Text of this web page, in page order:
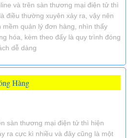
và trên sàn thương mại điện tử thì
điều thường xuyên xảy ra, vậy nên
quản lý đơn hàng, nhìn thấy
hóa, kèm theo đấy là quy trình đóng
dễ dàng
Hàng
sàn thương mại điện tử thì hiện
ra cực kì nhiều và đây cũng là một